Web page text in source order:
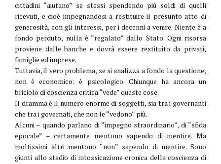
cittadini “aiutano” se stessi spendendo più soldi di quelli
ricevuti, e cioè impegnandosi a restituire il presunto atto di
generosità, con gli interessi, per i decenni a venire. Niente è a
fondo perduto, nulla è “regalato” dallo Stato. Ogni risorsa
proviene dalle banche e dovrà essere restituito da privati,
famiglie ed imprese.
Tuttavia, il vero problema, se si analizza a fondo la questione,
non è economico: è psicologico. Chiunque ha ancora un
briciolo di coscienza critica “vede” queste cose.
Il dramma è il numero enorme di soggetti, sia tra i governanti
che tra i governati, che non le “vedono” più.
Alcuni – quando parlano di “impegno straordinario”, di “sfida
epocale” – certamente mentono sapendo di mentire. Ma
moltissimi altri mentono “non” sapendo di mentire. Sono
giunti allo stadio di intossicazione cronica della coscienza di